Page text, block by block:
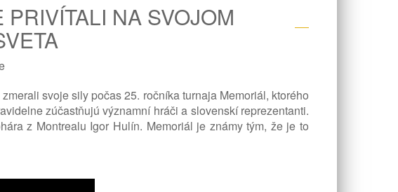
NA SVOJOM
svoje sily počas 25. ročníka turnaja Memoriál, ktorého
zúčastňujú významní hráči a slovenskí reprezentanti.
z Montrealu Igor Hulín. Memoriál je známy tým, že je to